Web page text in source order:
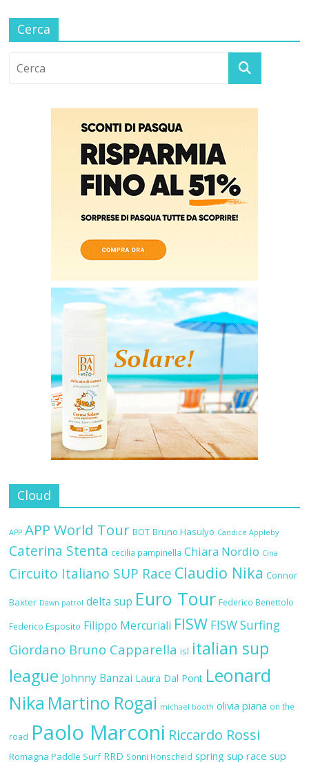
Cerca
Cloud
APP APP World Tour BOT Bruno Hasulyo Candice Appleby
Caterina Stenta cecilia pampinella Chiara Nordio Cina
Circuito Italiano SUP Race Claudio Nika Connor
Baxter Dawn patrol delta sup Euro Tour Federico Benettolo
Federico Esposito Filippo Mercuriali FISW FISW Surfing
Giordano Bruno Capparella isl italian sup
league Johnny Banzai Laura Dal Pont Leonard
Nika Martino Rogai michael booth olivia piana on the
road Paolo Marconi Riccardo Rossi
Romagna Paddle Surf RRD Sonni Hönscheid spring sup race sup